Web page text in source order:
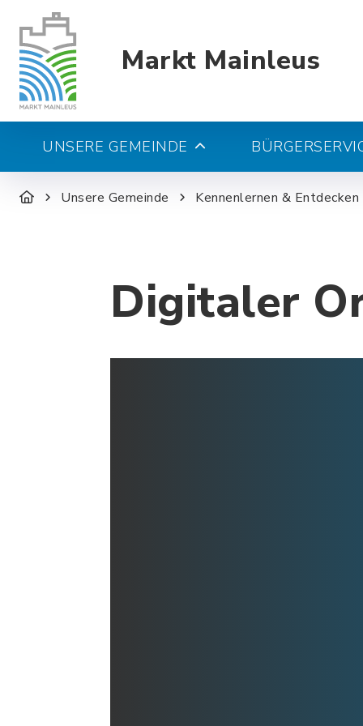
Markt Mainleus
UNSERE GEMEINDE
Unsere Gemeinde Kennenlernen & Entdecken
Digitaler